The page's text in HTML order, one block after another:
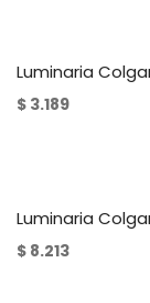
Luminaria
$ 3.189
Luminaria
$ 8.213